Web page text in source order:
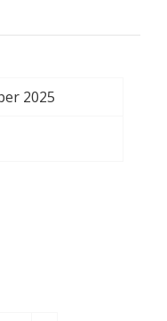
2025